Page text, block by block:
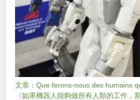
文章：Que ferons-nous des humains
〈如果機器人能夠做所有人類的工作，